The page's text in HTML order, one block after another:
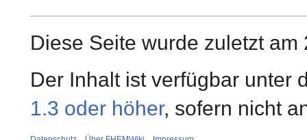
Diese Seite wurde zuletzt
Der Inhalt ist verfügbar unter
1.3 oder höher, sofern nicht